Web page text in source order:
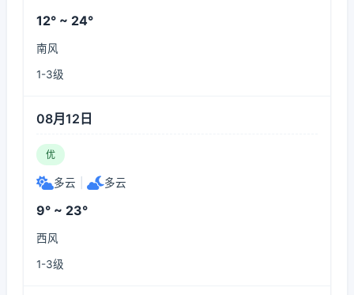
12° ~ 24°
南风
1-3级
08月12日
优
多云 多云
9° ~ 23°
西风
1-3级